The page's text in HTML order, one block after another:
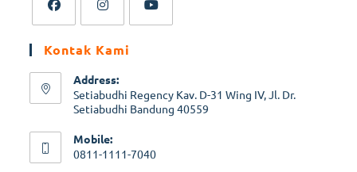
Kontak Kami
Address:
Setiabudhi Regency Kav. D-31 Wing IV, Jl. Dr.
Setiabudhi Bandung 40559
Mobile:
0811-1111-7040